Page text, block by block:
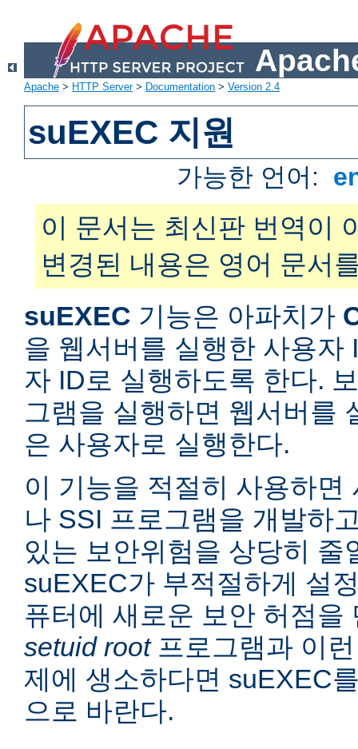
Apache > HTTP Server> Documentation > Version 2.4
suEXEC 지원
가능한 언어:
이 문서는 최신판 번역이
변경된 내용은 영어 문서
suEXEC 기능은 아파치가
을 웹서버를 실행한 사용자
자 ID로 실행하도록 한다.
그램을 실행하면 웹서버를
은 사용자로 실행한다.
이 기능을 적절히 사용하면
나 SSI 프로그램을 개발하
있는 보안위험을 상당히 줄
suEXEC가 부적절하게 설
퓨터에 새로운 보안 허점을
setuid root프로그램과 이
제에 생소하다면 suEXEC
으로 바란다.